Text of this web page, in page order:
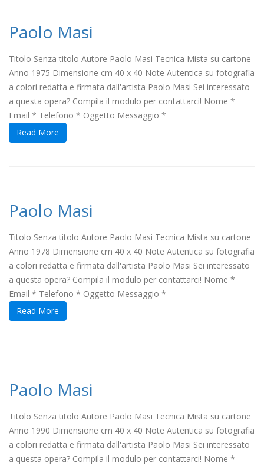
Paolo Masi
Titolo Senza titolo Autore Paolo Masi Tecnica Mista su cartone
Anno 1975 Dimensione cm 40 x 40 Note Autentica su fotografia
a colori redatta e firmata dall'artista Paolo Masi Sei interessato
a questa opera? Compila il modulo per contattarci! Nome *
Email * Telefono * Oggetto Messaggio *
Read More
Paolo Masi
Titolo Senza titolo Autore Paolo Masi Tecnica Mista su cartone
Anno 1978 Dimensione cm 40 x 40 Note Autentica su fotografia
a colori redatta e firmata dall'artista Paolo Masi Sei interessato
a questa opera? Compila il modulo per contattarci! Nome *
Email * Telefono * Oggetto Messaggio *
Read More
Paolo Masi
Titolo Senza titolo Autore Paolo Masi Tecnica Mista su cartone
Anno 1990 Dimensione cm 40 x 40 Note Autentica su fotografia
a colori redatta e firmata dall'artista Paolo Masi Sei interessato
a questa opera? Compila il modulo per contattarci! Nome *